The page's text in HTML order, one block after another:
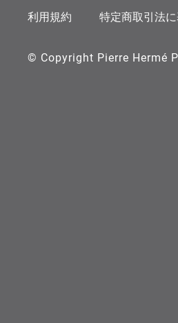
利用規約 特定商取引法
© Copyright Pierre Hermé